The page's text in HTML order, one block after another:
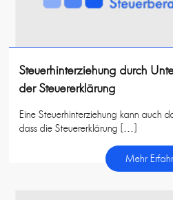
Steuerhinterziehung durch
der Steuererklärung
Eine Steuerhinterziehung kann auch
dass die Steuererklärung […]
Mehr